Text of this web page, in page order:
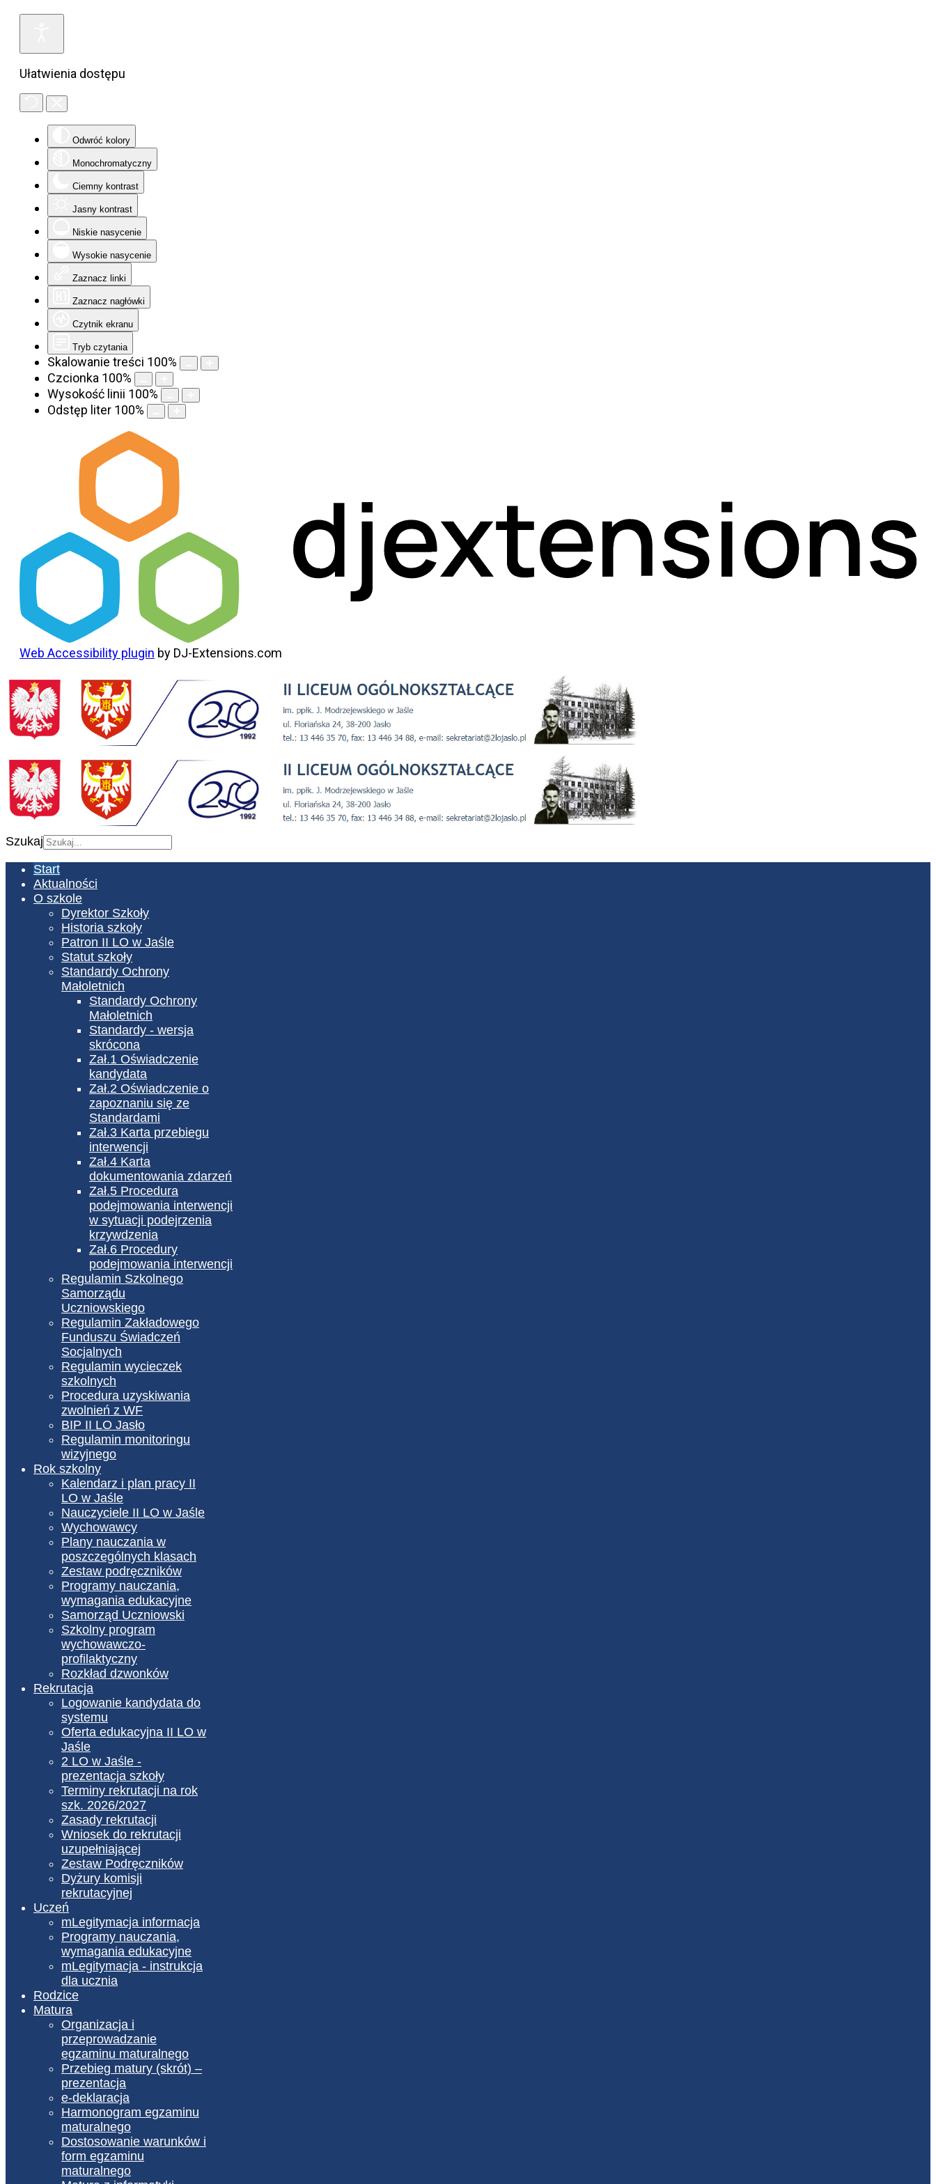
Ułatwienia dostępu
Odwróć kolory
Monochromatyczny
Ciemny kontrast
Jasny kontrast
Niskie nasycenie
Wysokie nasycenie
Zaznacz linki
Zaznacz nagłówki
Czytnik ekranu
Tryb czytania
Skalowanie treści 100%
Czcionka 100%
Wysokość linii 100%
Odstęp liter 100%
Web Accessibility plugin by DJ-Extensions.com
Szukaj
Start
Aktualności
O szkole
Dyrektor Szkoły
Historia szkoły
Patron II LO w Jaśle
Statut szkoły
Standardy Ochrony
Małoletnich
Standardy Ochrony
Małoletnich
Standardy - wersja
skrócona
Zał.1 Oświadczenie
kandydata
Zał.2 Oświadczenie o
zapoznaniu się ze
Standardami
Zał.3 Karta przebiegu
interwencji
Zał.4 Karta
dokumentowania zdarzeń
Zał.5 Procedura
podejmowania interwencji
w sytuacji podejrzenia
krzywdzenia
Zał.6 Procedury
podejmowania interwencji
Regulamin Szkolnego
Samorządu
Uczniowskiego
Regulamin Zakładowego
Funduszu Świadczeń
Socjalnych
Regulamin wycieczek
szkolnych
Procedura uzyskiwania
zwolnień z WF
BIP II LO Jasło
Regulamin monitoringu
wizyjnego
Rok szkolny
Kalendarz i plan pracy II
LO w Jaśle
Nauczyciele II LO w Jaśle
Wychowawcy
Plany nauczania w
poszczególnych klasach
Zestaw podręczników
Programy nauczania,
wymagania edukacyjne
Samorząd Uczniowski
Szkolny program
wychowawczo-
profilaktyczny
Rozkład dzwonków
Rekrutacja
Logowanie kandydata do
systemu
Oferta edukacyjna II LO w
Jaśle
2 LO w Jaśle -
prezentacja szkoły
Terminy rekrutacji na rok
szk. 2026/2027
Zasady rekrutacji
Wniosek do rekrutacji
uzupełniającej
Zestaw Podręczników
Dyżury komisji
rekrutacyjnej
Uczeń
mLegitymacja informacja
Programy nauczania,
wymagania edukacyjne
mLegitymacja - instrukcja
dla ucznia
Rodzice
Matura
Organizacja i
przeprowadzanie
egzaminu maturalnego
Przebieg matury (skrót) –
prezentacja
e-deklaracja
Harmonogram egzaminu
maturalnego
Dostosowanie warunków i
form egzaminu
maturalnego